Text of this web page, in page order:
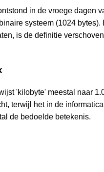
in de vroege dagen
systeem (1024
is de definitie
'kilobyte' meestal naar
terwijl het in de
de bedoelde betekenis.